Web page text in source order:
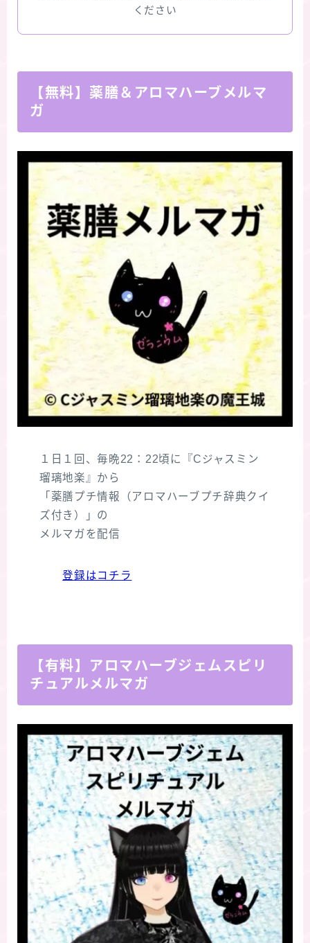
ください
【無料】薬膳＆アロマハーブメルマ
ガ
１日１回、毎晩22：22頃に『Cジャスミン
瑠璃地楽』から
「薬膳プチ情報（アロマハーブプチ辞典クイ
ズ付き）」の
メルマガを配信
登録はコチラ
【有料】アロマハーブジェムスピリ
チュアルメルマガ